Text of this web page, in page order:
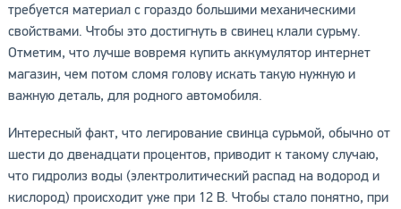
требуется материал с гораздо большими механическими
свойствами. Чтобы это достигнуть в свинец клали сурьму.
Отметим, что лучше вовремя купить аккумулятор интернет
магазин, чем потом сломя голову искать такую нужную и
важную деталь, для родного автомобиля.
Интересный факт, что легирование свинца сурьмой, обычно от
шести до двенадцати процентов, приводит к такому случаю,
что гидролиз воды (электролитический распад на водород и
кислород) происходит уже при 12 В. Чтобы стало понятно, при